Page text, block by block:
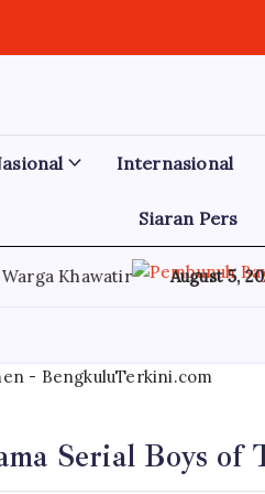
Internasional
Siaran Pers
August 5, 2026
Serial Boys of